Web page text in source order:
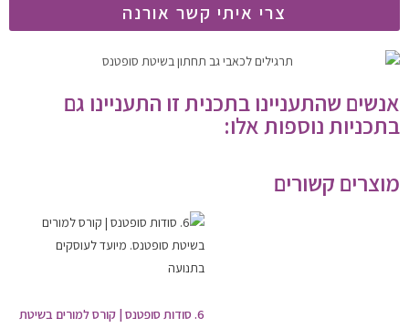
צרי איתי קשר אורנה
אנשים שהתעניינו בתכנית זו התעניינו גם
בתכניות נוספות אלו:
מוצרים קשורים
6. סודות סופטנס | קורס למורים בשיטת